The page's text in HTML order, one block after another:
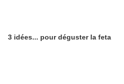
3 idées... pour déguster la feta